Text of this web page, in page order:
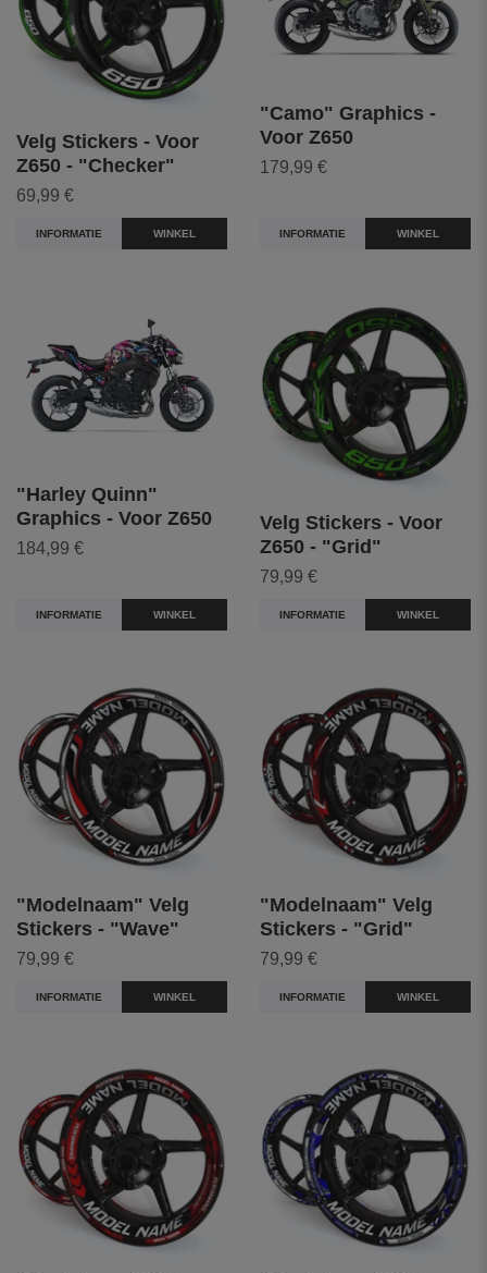
Velg Stickers - Voor
Z650 - "Checker"
69,99 €
INFORMATIE WINKEL
"Camo" Graphics -
Voor Z650
179,99 €
INFORMATIE WINKEL
"Harley Quinn"
Graphics - Voor Z650
184,99 €
INFORMATIE WINKEL
Velg Stickers - Voor
Z650 - "Grid"
79,99 €
INFORMATIE WINKEL
"Modelnaam" Velg
Stickers - "Wave"
79,99 €
INFORMATIE WINKEL
"Modelnaam" Velg
Stickers - "Grid"
79,99 €
INFORMATIE WINKEL